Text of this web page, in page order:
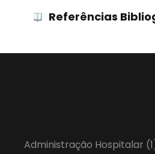
Referências
Administração Hospitalar